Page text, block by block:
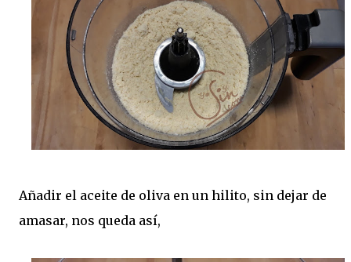
Añadir el aceite de oliva en un hilito, sin dejar de
amasar, nos queda así,